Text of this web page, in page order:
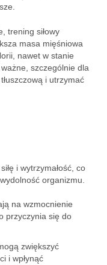
trening siłowy
masa mięśniowa
nawet w stanie
szczególnie dla
i utrzymać
i wytrzymałość, co
organizmu.
na wzmocnienie
przyczynia się do
zwiększyć
i wpłynąć